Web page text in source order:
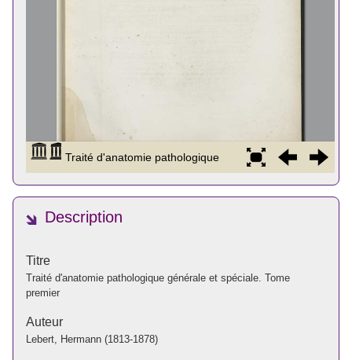
Description
Titre
Traité d'anatomie pathologique générale et spéciale. Tome
premier
Auteur
Lebert, Hermann (1813-1878)